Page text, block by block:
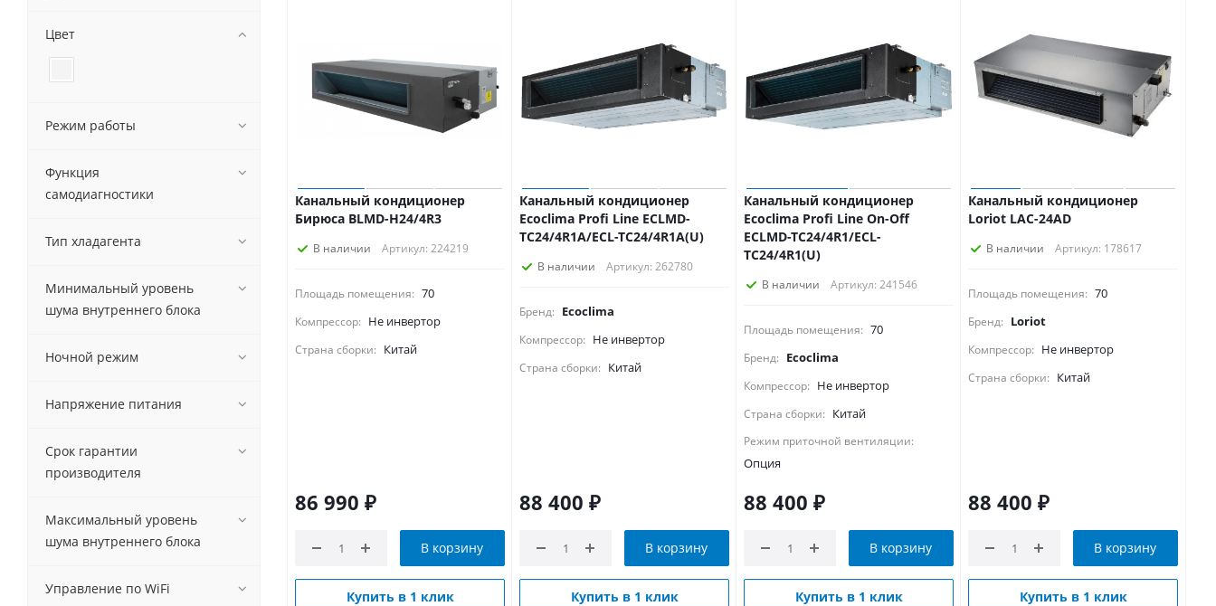
Канальный кондиционер
Бирюса BLMD-H24/4R3
В наличии Артикул: 224219
Площадь помещения: 70
Компрессор: Не инвертор
Страна сборки: Китай
86 990 ₽
В корзину
Купить в 1 клик
Канальный кондиционер
Ecoclima Profi Line ECLMD-
TC24/4R1A/ECL-TC24/4R1A(U)
В наличии Артикул: 262780
Бренд: Ecoclima
Компрессор: Не инвертор
Страна сборки: Китай
88 400 ₽
В корзину
Купить в 1 клик
Канальный кондиционер
Ecoclima Profi Line On-Off
ECLMD-TC24/4R1/ECL-
TC24/4R1(U)
В наличии Артикул: 241546
Площадь помещения: 70
Бренд: Ecoclima
Компрессор: Не инвертор
Страна сборки: Китай
Режим приточной вентиляции:
Опция
88 400 ₽
В корзину
Купить в 1 клик
Канальный кондиционер
Loriot LAC-24AD
В наличии Артикул: 178617
Площадь помещения: 70
Бренд: Loriot
Компрессор: Не инвертор
Страна сборки: Китай
88 400 ₽
В корзину
Купить в 1 клик
Energolux (
3)
IGC (5
JAX (1)
LESSAR (2)
Loriot (4)
Marsa (3)
Midea (8)
Panasonic (1)
TCL (4)
TOSOT (2 )
Цвет
Режим работы
Функция
самодиагностики
Тип хладагента
Минимальный уровень
шума внутреннего блока
Ночной режим
Напряжение питания
Срок гарантии
производителя
Максимальный уровень
шума внутреннего блока
Управление по WiFi